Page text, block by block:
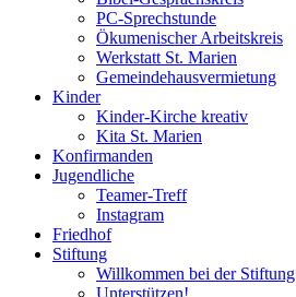
PC-Sprechstunde
Ökumenischer Arbeitskreis
Werkstatt St. Marien
Gemeindehausvermietung
Kinder
Kinder-Kirche kreativ
Kita St. Marien
Konfirmanden
Jugendliche
Teamer-Treff
Instagram
Friedhof
Stiftung
Willkommen bei der Stiftung
Unterstützen!